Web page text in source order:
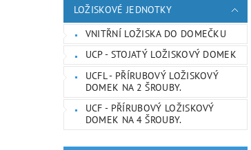
LOŽISKOVÉ JEDNOTKY
VNITŘNÍ LOŽISKA DO DOMEČKU
UCP - STOJATÝ LOŽISKOVÝ DOMEK
UCFL - PŘÍRUBOVÝ LOŽISKOVÝ
DOMEK NA 2 ŠROUBY.
UCF - PŘÍRUBOVÝ LOŽISKOVÝ
DOMEK NA 4 ŠROUBY.